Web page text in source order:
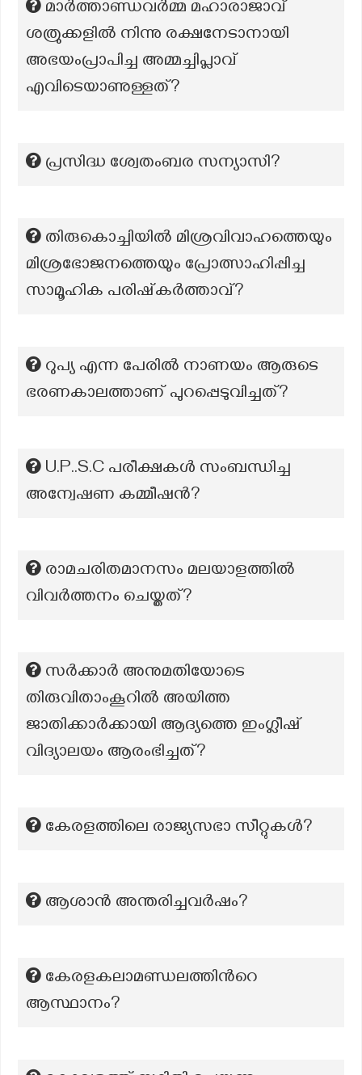
മാർത്താണ്ഡവർമ്മ മഹാരാജാവ്
ശത്രുക്കളിൽ നിന്നു രക്ഷനേടാനായി
അഭയംപ്രാപിച്ച അമ്മച്ചിപ്ലാവ്
എവിടെയാണുള്ളത്?
പ്രസിദ്ധ ശ്വേതംബര സന്യാസി?
തിരുകൊച്ചിയിൽ മിശ്രവിവാഹത്തെയും
മിശ്രഭോജനത്തെയും പ്രോത്സാഹിപ്പിച്ച
സാമൂഹിക പരിഷ്‌കർത്താവ്?
റുപ്യ എന്ന പേരിൽ നാണയം ആരുടെ
ഭരണകാലത്താണ് പുറപ്പെടുവിച്ചത്?
U.P..S.C പരീക്ഷകൾ സംബന്ധിച്ച
അന്വേഷണ കമ്മീഷന്‍?
രാമചരിതമാനസം മലയാളത്തിൽ
വിവർത്തനം ചെയ്തത്?
സർക്കാർ അനുമതിയോടെ
തിരുവിതാംകൂറിൽ അയിത്ത
ജാതിക്കാർക്കായി ആദ്യത്തെ ഇംഗ്ലീഷ്
വിദ്യാലയം ആരംഭിച്ചത്?
കേരളത്തിലെ രാജ്യസഭാ സീറ്റുകൾ?
ആശാൻ അന്തരിച്ചവർഷം?
കേരളകലാമണ്ഡലത്തിന്‍റെ
ആസ്ഥാനം?